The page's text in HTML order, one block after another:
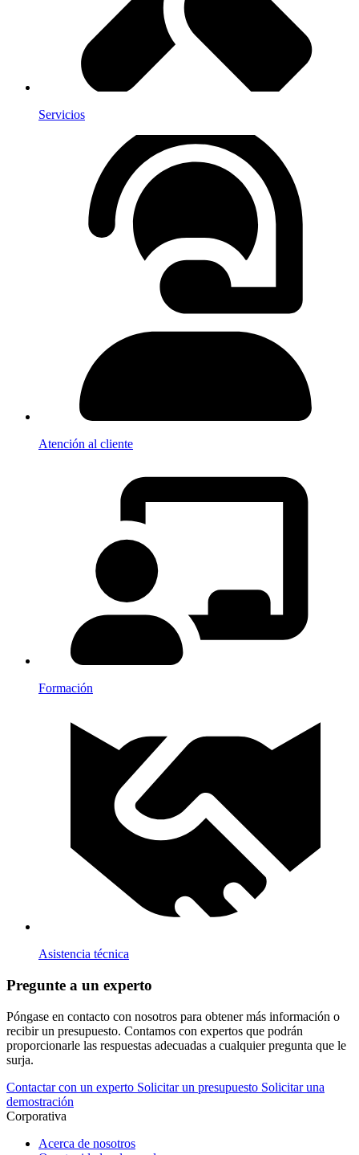
Servicios
Atención al cliente
Formación
Asistencia técnica
Pregunte a un experto
Póngase en contacto con nosotros para obtener más información o
recibir un presupuesto. Contamos con expertos que podrán
proporcionarle las respuestas adecuadas a cualquier pregunta que le
surja.
Contactar con un experto Solicitar un presupuesto Solicitar una
demostración
Corporativa
Acerca de nosotros